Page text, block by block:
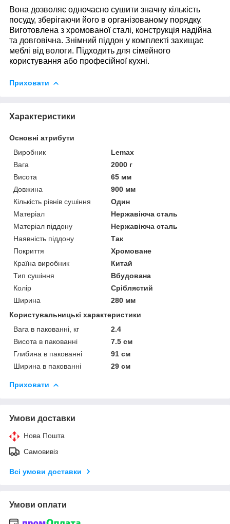
Вона дозволяє одночасно сушити значну кількість
посуду, зберігаючи його в організованому порядку.
Виготовлена з хромованої сталі, конструкція надійна
та довговічна. Знімний піддон у комплекті захищає
меблі від вологи. Підходить для сімейного
користування або професійної кухні.
Приховати
Характеристики
Основні атрибути
Виробник
Lemax
Вага
2000 г
Висота
65 мм
Довжина
900 мм
Кількість рівнів сушіння
Один
Матеріал
Нержавіюча сталь
Матеріал піддону
Нержавіюча сталь
Наявність піддону
Так
Покриття
Хромоване
Країна виробник
Китай
Тип сушіння
Вбудована
Колір
Сріблястий
Ширина
280 мм
Користувальницькі характеристики
Вага в пакованні, кг
2.4
Висота в пакованні
7.5 см
Глибина в пакованні
91 см
Ширина в пакованні
29 см
Приховати
Умови доставки
Нова Пошта
Самовивіз
Всі умови доставки
Умови оплати